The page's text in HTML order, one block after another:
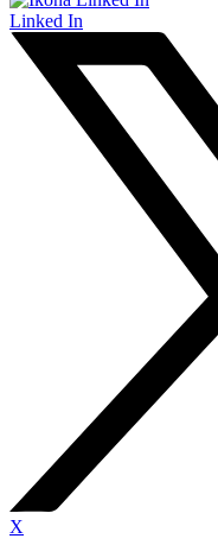
Linked In
X